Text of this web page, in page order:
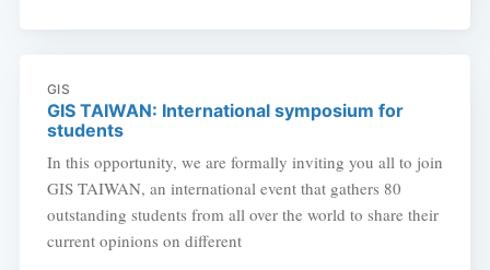
GIS
GIS TAIWAN: International symposium for
students
In this opportunity, we are formally inviting you all to join
GIS TAIWAN, an international event that gathers 80
outstanding students from all over the world to share their
current opinions on different